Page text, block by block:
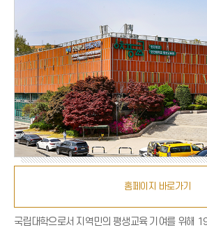
홈페이지 바로가기
국립대학으로서 지역민의 평생교육 기여를 위해